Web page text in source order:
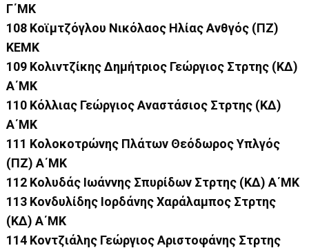
Γ΄ΜΚ
108 Κοϊμτζόγλου Νικόλαος Ηλίας Ανθγός (ΠΖ)
ΚΕΜΚ
109 Κολιντζίκης Δημήτριος Γεώργιος Στρτης (ΚΔ)
Α΄ΜΚ
110 Κόλλιας Γεώργιος Αναστάσιος Στρτης (ΚΔ)
Α΄ΜΚ
111 Κολοκοτρώνης Πλάτων Θεόδωρος Υπλγός
(ΠΖ) Α΄ΜΚ
112 Κολυδάς Ιωάννης Σπυρίδων Στρτης (ΚΔ) Α΄ΜΚ
113 Κονδυλίδης Ιορδάνης Χαράλαμπος Στρτης
(ΚΔ) Α΄ΜΚ
114 Κοντζιάλης Γεώργιος Αριστοφάνης Στρτης